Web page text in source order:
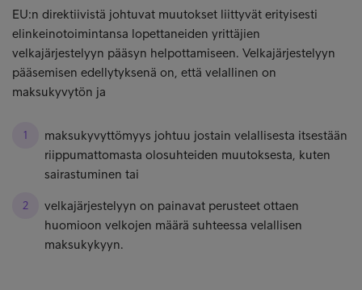
EU:n direktiivistä johtuvat muutokset liittyvät erityisesti
elinkeinotoimintansa lopettaneiden yrittäjien
velkajärjestelyyn pääsyn helpottamiseen. Velkajärjestelyyn
pääsemisen edellytyksenä on, että velallinen on
maksukyvytön ja
maksukyvyttömyys johtuu jostain velallisesta itsestään
riippumattomasta olosuhteiden muutoksesta, kuten
sairastuminen tai
velkajärjestelyyn on painavat perusteet ottaen
huomioon velkojen määrä suhteessa velallisen
maksukykyyn.